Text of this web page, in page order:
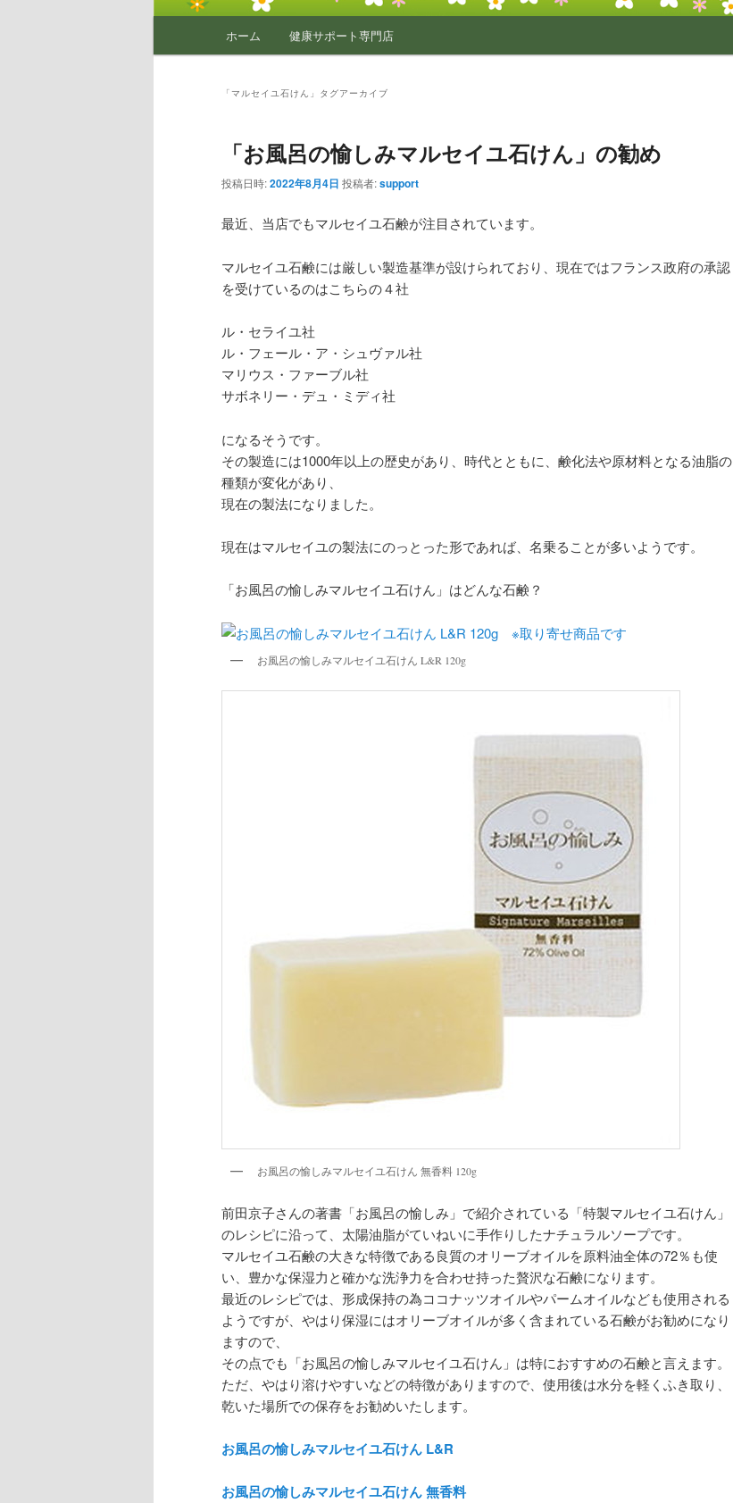
ホーム 健康サポート専門店
「マルセイユ石けん 」タグアーカイブ
「お風呂の愉しみマルセイユ石けん」の勧め
投稿日時:2022年8月4日 投稿者:support
最近、当店でもマルセイユ石鹸が注目されています。
マルセイユ石鹸には厳しい製造基準が設けられており、現在ではフランス政府の承認
を受けているのはこちらの４社
ル・セライユ社
ル・フェール・ア・シュヴァル社
マリウス・ファーブル社
サボネリー・デュ・ミディ社
になるそうです。
その製造には1000年以上の歴史があり、時代とともに、鹸化法や原材料となる油脂の
種類が変化があり、
現在の製法になりました。
現在はマルセイユの製法にのっとった形であれば、名乗ることが多いようです。
「お風呂の愉しみマルセイユ石けん」はどんな石鹸？
お風呂の愉しみマルセイユ石けん L&R 120g
お風呂の愉しみマルセイユ石けん 無香料 120g
前田京子さんの著書「お風呂の愉しみ」で紹介されている「特製マルセイユ石けん」
のレシピに沿って、太陽油脂がていねいに手作りしたナチュラルソープです。
マルセイユ石鹸の大きな特徴である良質のオリーブオイルを原料油全体の72％も使
い、豊かな保湿力と確かな洗浄力を合わせ持った贅沢な石鹸になります。
最近のレシピでは、形成保持の為ココナッツオイルやパームオイルなども使用される
ようですが、やはり保湿にはオリーブオイルが多く含まれている石鹸がお勧めになり
ますので、
その点でも「お風呂の愉しみマルセイユ石けん」は特におすすめの石鹸と言えます。
ただ、やはり溶けやすいなどの特徴がありますので、使用後は水分を軽くふき取り、
乾いた場所での保存をお勧めいたします。
お風呂の愉しみマルセイユ石けん L&R
お風呂の愉しみマルセイユ石けん 無香料